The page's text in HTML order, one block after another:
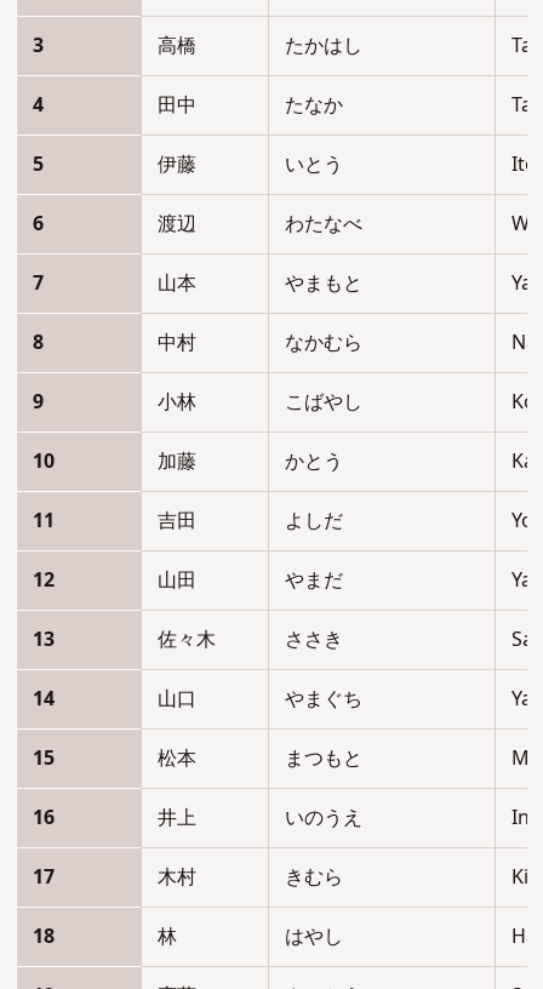
3 高橋 たかはし
4 田中 たなか
5 伊藤 いとう Ito
6 渡辺 わたなべ
7 山本 やまもと
8 中村 なかむら
9 小林 こばやし
10 加藤 かとう
11 吉田 よしだ
12 山田 やまだ
13 佐々木 ささき
14 山口 やまぐち
15 松本 まつもと
16 井上 いのうえ
17 木村 きむら
18 林 はやし